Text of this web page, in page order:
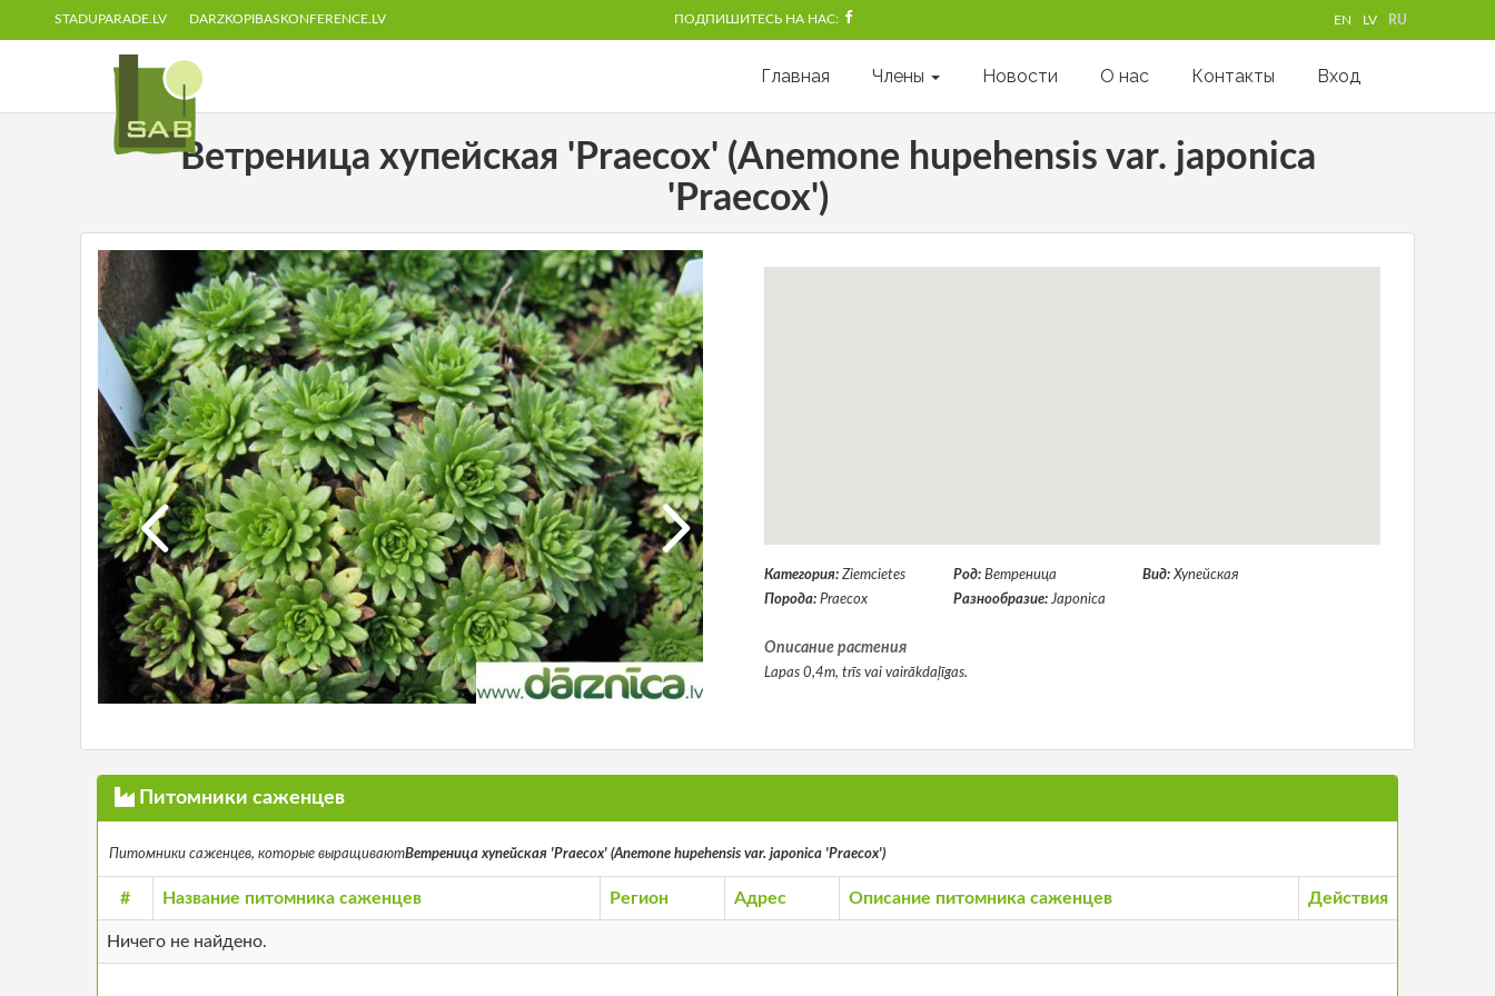
STADUPARADE.LV DARZKOPIBASKONFERENCE.LV ПОДПИШИТЕСЬ НА НАС: EN LV RU
Главная Члены Новости О нас Контакты Вход
Ветреница хупейская 'Praecox' (Anemone hupehensis var. japonica
'Praecox')
Категория: Ziemcietes Род: Ветреница Вид: Хупейская
Порода: Praecox Разнообразие: Japonica
Описание растения
Lapas 0,4m, trīs vai vairākdaļīgas.
Питомники саженцев
Питомники саженцев, которые выращиваютВетреница хупейская 'Praecox' (Anemone hupehensis var. japonica 'Praecox')
# Название питомника саженцев Регион Адрес Описание питомника саженцев Действия
Ничего не найдено.